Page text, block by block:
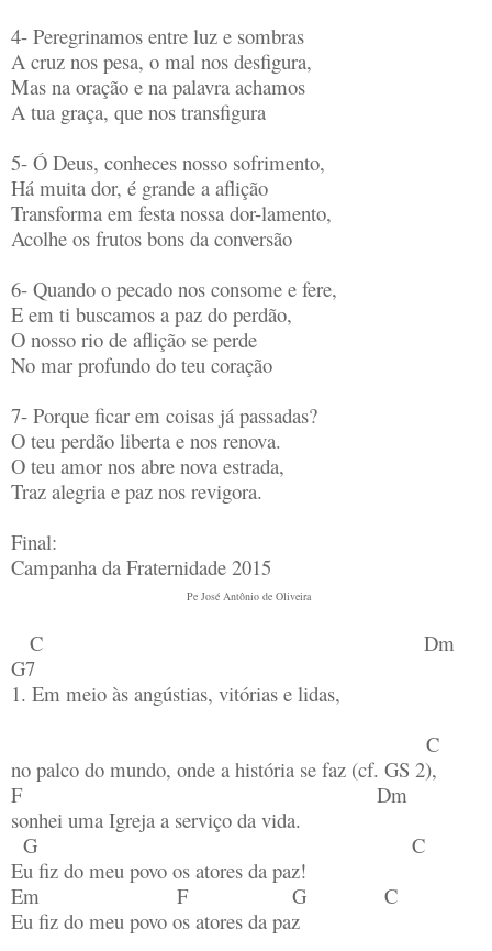
4- Peregrinamos entre luz e sombras
A cruz nos pesa, o mal nos desfigura,
Mas na oração e na palavra achamos
A tua graça, que nos transfigura
5- Ó Deus, conheces nosso sofrimento,
Há muita dor, é grande a aflição
Transforma em festa nossa dor-lamento,
Acolhe os frutos bons da conversão
6- Quando o pecado nos consome e fere,
E em ti buscamos a paz do perdão,
O nosso rio de aflição se perde
No mar profundo do teu coração
7- Porque ficar em coisas já passadas?
O teu perdão liberta e nos renova.
O teu amor nos abre nova estrada,
Traz alegria e paz nos revigora.
Final:
Campanha da Fraternidade 2015
Pe José Antônio de Oliveira
C Dm
G7
1. Em meio às angústias, vitórias e lidas,
C
no palco do mundo, onde a história se faz (cf. GS 2),
F Dm
sonhei uma Igreja a serviço da vida.
G C
Eu fiz do meu povo os atores da paz!
Em F G C
Eu fiz do meu povo os atores da paz